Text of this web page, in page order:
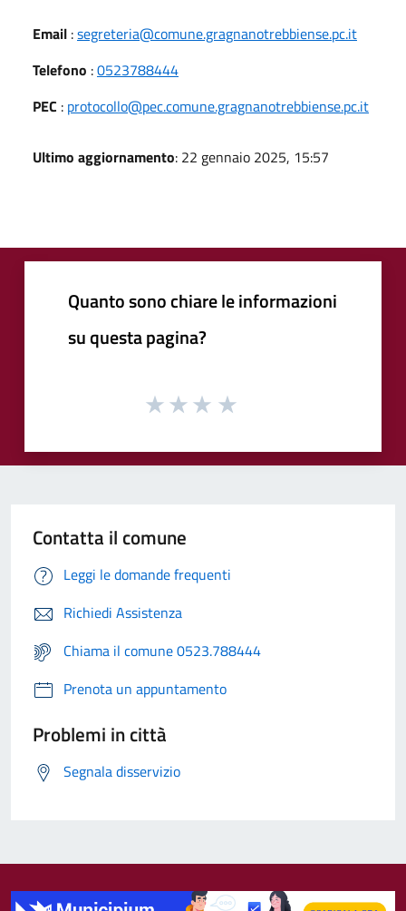
Email :segreteria@comune.gragnanotrebbiense.pc.it
Telefono :0523788444
PEC : protocollo@pec.comune.gragnanotrebbiense.pc.it
Ultimo aggiornamento: 22 gennaio 2025, 15:57
Quanto sono chiare le informazioni
su questa pagina?
Contatta il comune
Leggi le domande frequenti
Richiedi Assistenza
Chiama il comune 0523.788444
Prenota un appuntamento
Problemi in città
Segnala disservizio